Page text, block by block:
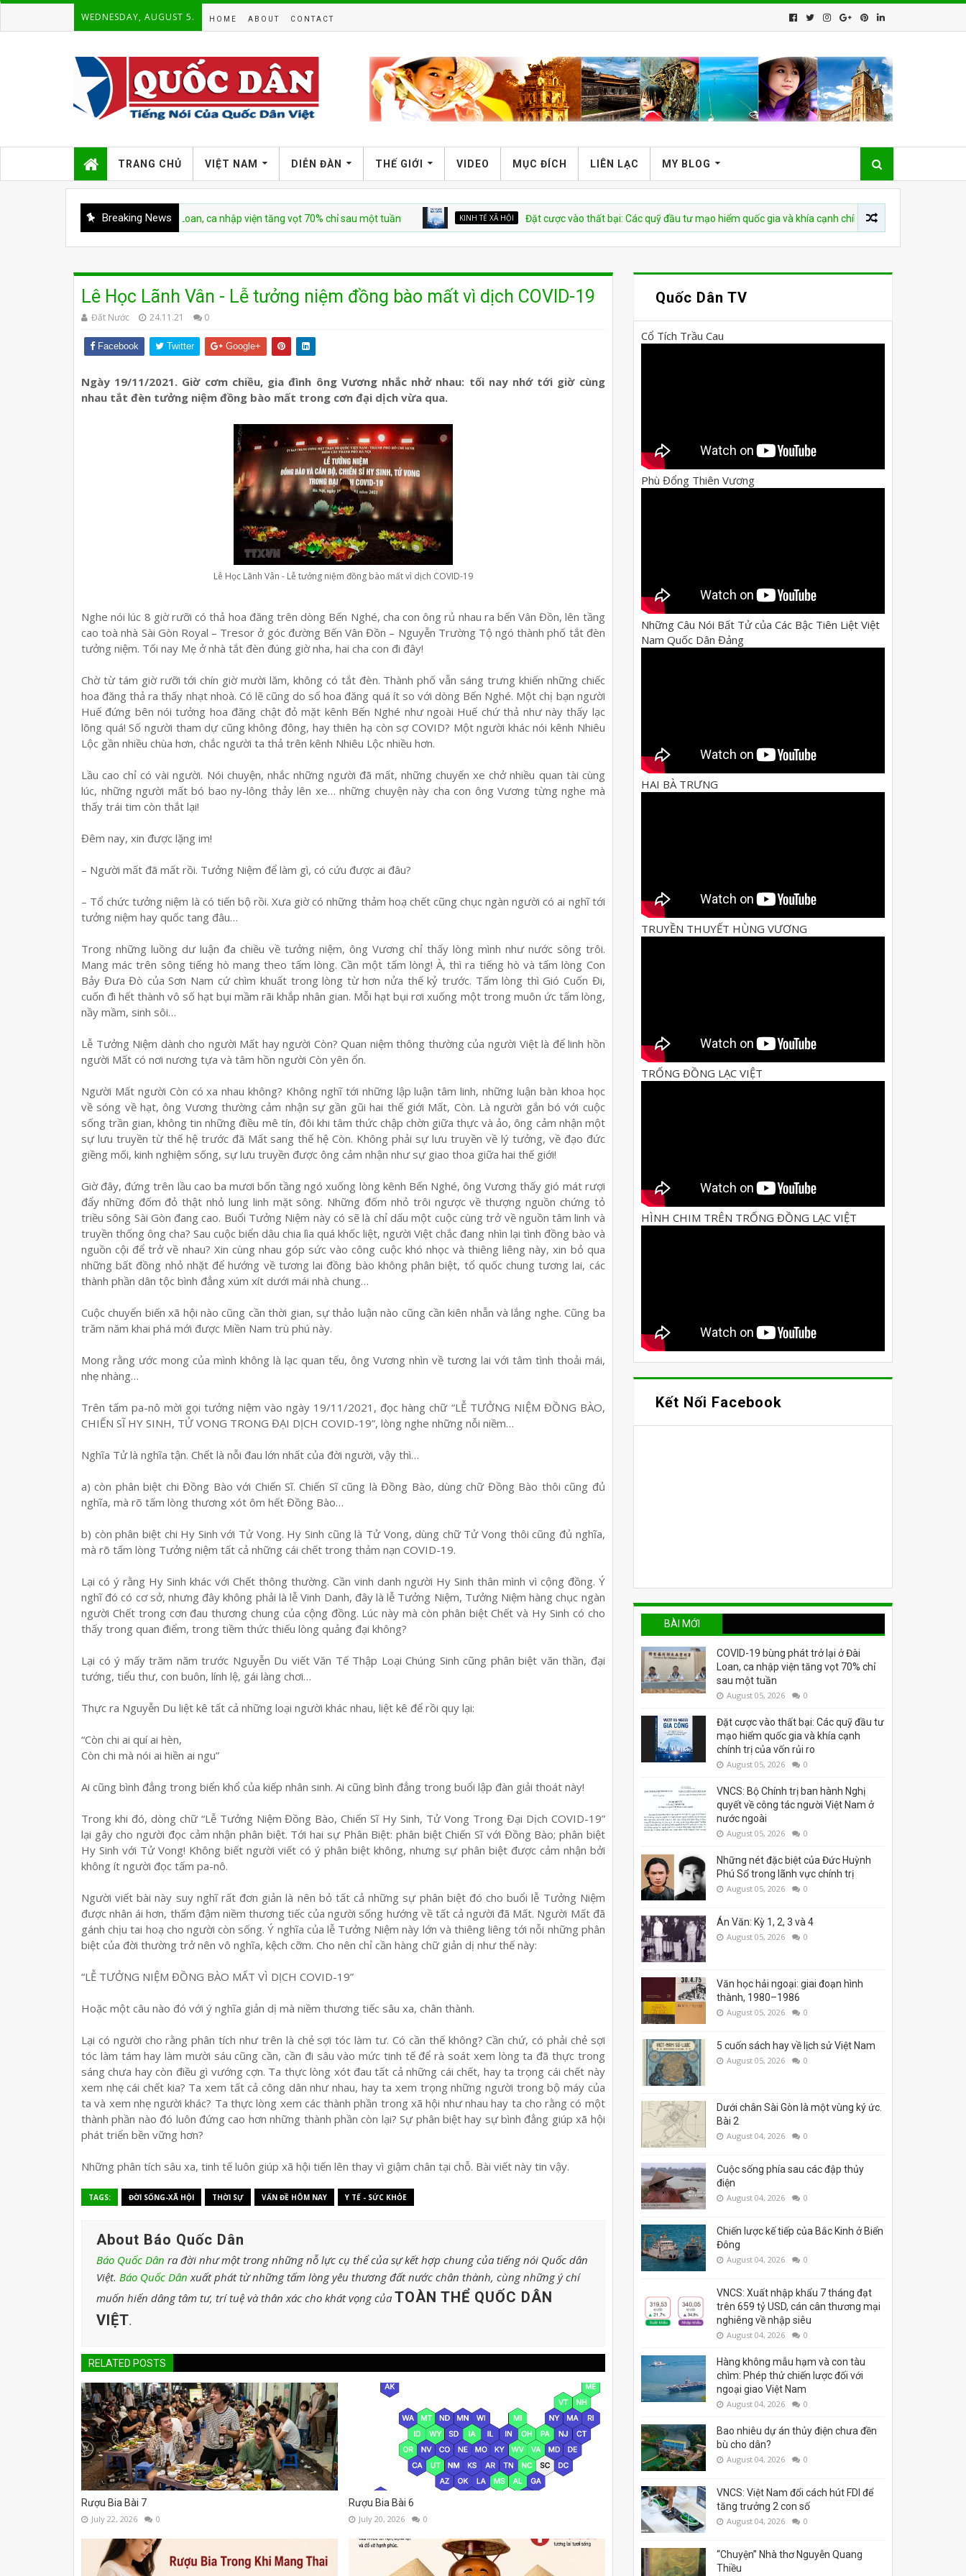
WEDNESDAY, AUGUST 5. HOME ABOUT CONTACT
TRANG CHỦ VIỆT NAM DIỄN ĐÀN THẾ GIỚI VIDEO MỤC ĐÍCH LIÊN LẠC MY BLOG
Breaking News
19 bùng phát trở lại ở Đài Loan, ca nhập viện tăng vọt 70% chỉ sau một tuần KINH TẾ XÃ HỘI Đặt cược vào thất bại: Các quỹ đầu tư mạo hiểm quốc gia và khía cạnh chính trị của vốn rủi ro
Lê Học Lãnh Vân - Lễ tưởng niệm đồng bào mất vì dịch COVID-19
Đất Nước 24.11.21 0
Facebook Twitter Google+
Ngày 19/11/2021. Giờ cơm chiều, gia đình ông Vương nhắc nhở nhau: tối nay nhớ tới giờ cùng
nhau tắt đèn tưởng niệm đồng bào mất trong cơn đại dịch vừa qua.
Lê Học Lãnh Vân - Lễ tưởng niệm đồng bào mất vì dịch COVID-19
Nghe nói lúc 8 giờ rưỡi có thả hoa đăng trên dòng Bến Nghé, cha con ông rủ nhau ra bến Vân Đồn, lên tầng
cao toà nhà Sài Gòn Royal – Tresor ở góc đường Bến Vân Đồn – Nguyễn Trường Tộ ngó thành phố tắt đèn
tưởng niệm. Tối nay Mẹ ở nhà tắt đèn đúng giờ nha, hai cha con đi đây!
Chờ từ tám giờ rưỡi tới chín giờ mười lăm, không có tắt đèn. Thành phố vẫn sáng trưng khiến những chiếc
hoa đăng thả ra thấy nhạt nhoà. Có lẽ cũng do số hoa đăng quá ít so với dòng Bến Nghé. Một chị bạn người
Huế đứng bên nói tưởng hoa đăng chật đỏ mặt kênh Bến Nghé như ngoài Huế chứ thả như này thấy lạc
lõng quá! Số người tham dự cũng không đông, hay thiên hạ còn sợ COVID? Một người khác nói kênh Nhiêu
Lộc gần nhiều chùa hơn, chắc người ta thả trên kênh Nhiêu Lộc nhiều hơn.
Lầu cao chỉ có vài người. Nói chuyện, nhắc những người đã mất, những chuyến xe chở nhiều quan tài cùng
lúc, những người mất bó bao ny-lông thảy lên xe… những chuyện này cha con ông Vương từng nghe mà
thấy trái tim còn thắt lại!
Đêm nay, xin được lặng im!
– Người mất đã mất rồi. Tưởng Niệm để làm gì, có cứu được ai đâu?
– Tổ chức tưởng niệm là có tiến bộ rồi. Xưa giờ có những thảm hoạ chết cũng chục ngàn người có ai nghĩ tới
tưởng niệm hay quốc tang đâu…
Trong những luồng dư luận đa chiều về tưởng niệm, ông Vương chỉ thấy lòng mình như nước sông trôi.
Mang mác trên sông tiếng hò mang theo tấm lòng. Cần một tấm lòng! À, thì ra tiếng hò và tấm lòng Con
Bảy Đưa Đò của Sơn Nam cứ chìm khuất trong lòng từ hơn nửa thế kỷ trước. Tấm lòng thì Gió Cuốn Đi,
cuốn đi hết thành vô số hạt bụi mầm rãi khắp nhân gian. Mỗi hạt bụi rơi xuống một trong muôn ức tấm lòng,
nầy mầm, sinh sôi…
Lễ Tưởng Niệm dành cho người Mất hay người Còn? Quan niệm thông thường của người Việt là để linh hồn
người Mất có nơi nương tựa và tâm hồn người Còn yên ổn.
Người Mất người Còn có xa nhau không? Không nghĩ tới những lập luận tâm linh, những luận bàn khoa học
về sóng về hạt, ông Vương thường cảm nhận sự gần gũi hai thế giới Mất, Còn. Là người gắn bó với cuộc
sống trần gian, không tin những điều mê tín, đôi khi tâm thức chập chờn giữa thực và ảo, ông cảm nhận một
sự lưu truyền từ thế hệ trước đã Mất sang thế hệ Còn. Không phải sự lưu truyền về lý tưởng, về đạo đức
giềng mối, kinh nghiệm sống, sự lưu truyền được ông cảm nhận như sự giao thoa giữa hai thế giới!
Giờ đây, đứng trên lầu cao ba mươi bốn tầng ngó xuống lòng kênh Bến Nghé, ông Vương thấy gió mát rượi
đẩy những đốm đỏ thật nhỏ lung linh mặt sông. Những đốm nhỏ trôi ngược về thượng nguồn chứng tỏ
triều sông Sài Gòn đang cao. Buổi Tưởng Niệm này có sẽ là chỉ dấu một cuộc cùng trở về nguồn tâm linh và
truyền thống ông cha? Sau cuộc biển dâu chia lìa quá khốc liệt, người Việt chắc đang nhìn lại tình đồng bào và
nguồn cội để trở về nhau? Xin cùng nhau góp sức vào công cuộc khó nhọc và thiêng liêng này, xin bỏ qua
những bất đồng nhỏ nhặt để hướng về tương lai đồng bào không phân biệt, tổ quốc chung tương lai, các
thành phần dân tộc bình đẳng xúm xít dưới mái nhà chung…
Cuộc chuyển biến xã hội nào cũng cần thời gian, sự thảo luận nào cũng cần kiên nhẫn và lắng nghe. Cũng ba
trăm năm khai phá mới được Miền Nam trù phú này.
Mong rằng ước mong của mình không là lạc quan tếu, ông Vương nhìn về tương lai với tâm tình thoải mái,
nhẹ nhàng…
Trên tấm pa-nô mời gọi tưởng niệm vào ngày 19/11/2021, đọc hàng chữ “LỄ TƯỞNG NIỆM ĐỒNG BÀO,
CHIẾN SĨ HY SINH, TỬ VONG TRONG ĐẠI DỊCH COVID-19”, lòng nghe những nỗi niềm…
Nghĩa Tử là nghĩa tận. Chết là nỗi đau lớn nhất của đời người, vậy thì…
a) còn phân biệt chi Đồng Bào với Chiến Sĩ. Chiến Sĩ cũng là Đồng Bào, dùng chữ Đồng Bào thôi cũng đủ
nghĩa, mà rõ tấm lòng thương xót ôm hết Đồng Bào…
b) còn phân biệt chi Hy Sinh với Tử Vong. Hy Sinh cũng là Tử Vong, dùng chữ Tử Vong thôi cũng đủ nghĩa,
mà rõ tấm lòng Tưởng niệm tất cả những cái chết trong thảm nạn COVID-19.
Lại có ý rằng Hy Sinh khác với Chết thông thường. Cần vinh danh người Hy Sinh thân mình vì cộng đồng. Ý
nghĩ đó có cơ sở, nhưng đây không phải là lễ Vinh Danh, đây là lễ Tưởng Niệm, Tưởng Niệm hàng chục ngàn
người Chết trong cơn đau thương chung của cộng đồng. Lúc này mà còn phân biệt Chết và Hy Sinh có cho
thấy trong quan điểm, trong tiềm thức thiếu lòng quảng đại không?
Lại có ý mấy trăm năm trước Nguyễn Du viết Văn Tế Thập Loại Chúng Sinh cũng phân biệt văn thần, đại
tướng, tiểu thư, con buôn, lính lệ, gái làng chơi…
Thực ra Nguyễn Du liệt kê tất cả những loại người khác nhau, liệt kê để rồi quy lại:
“Còn chi ai quí ai hèn,
Còn chi mà nói ai hiền ai ngu”
Ai cũng bình đẳng trong biển khổ của kiếp nhân sinh. Ai cũng bình đẳng trong buổi lập đàn giải thoát này!
Trong khi đó, dòng chữ “Lễ Tưởng Niệm Đồng Bào, Chiến Sĩ Hy Sinh, Tử Vong Trong Đại Dịch COVID-19”
lại gây cho người đọc cảm nhận phân biệt. Tới hai sự Phân Biệt: phân biệt Chiến Sĩ với Đồng Bào; phân biệt
Hy Sinh với Tử Vong! Không biết người viết có ý phân biệt không, nhưng sự phân biệt được cảm nhận bởi
không ít người đọc tấm pa-nô.
Người viết bài này suy nghĩ rất đơn giản là nên bỏ tất cả những sự phân biệt đó cho buổi lễ Tưởng Niệm
được nhân ái hơn, thấm đậm niềm thương tiếc của người sống hướng về tất cả người đã Mất. Người Mất đã
gánh chịu tai hoạ cho người còn sống. Ý nghĩa của lễ Tưởng Niệm này lớn và thiêng liêng tới nỗi những phân
biệt của đời thường trở nên vô nghĩa, kệch cỡm. Cho nên chỉ cần hàng chữ giản dị như thế này:
“LỄ TƯỞNG NIỆM ĐỒNG BÀO MẤT VÌ DỊCH COVID-19”
Hoặc một câu nào đó với ý nghĩa giản dị mà niềm thương tiếc sâu xa, chân thành.
Lại có người cho rằng phân tích như trên là chẻ sợi tóc làm tư. Có cần thế không? Cần chứ, có phải chẻ sợi
tóc làm tám hay làm mười sáu cũng cần, cần đi sâu vào mức tinh tế để rà soát xem lòng ta đã thực trong
sáng chưa hay còn điều gì vướng cợn. Ta thực lòng xót đau tất cả những cái chết, hay ta trọng cái chết này
xem nhẹ cái chết kia? Ta xem tất cả công dân như nhau, hay ta xem trọng những người trong bộ máy của
ta và xem nhẹ người khác? Ta thực lòng xem các thành phần trong xã hội như nhau hay ta cho rằng có một
thành phần nào đó luôn đứng cao hơn những thành phần còn lại? Sự phân biệt hay sự bình đẳng giúp xã hội
phát triển bền vững hơn?
Những phân tích sâu xa, tinh tế luôn giúp xã hội tiến lên thay vì giậm chân tại chỗ. Bài viết này tin vậy.
TAGS: ĐỜI SỐNG-XÃ HỘI THỜI SỰ VẤN ĐỀ HÔM NAY Y TẾ - SỨC KHỎE
About Báo Quốc Dân
Báo Quốc Dân ra đời như một trong những nỗ lực cụ thể của sự kết hợp chung của tiếng nói Quốc dân
Việt. Báo Quốc Dân xuất phát từ những tấm lòng yêu thương đất nước chân thành, cùng những ý chí
muốn hiến dâng tâm tư, trí tuệ và thân xác cho khát vọng của TOÀN THỂ QUỐC DÂN
VIỆT.
RELATED POSTS
Rượu Bia Bài 7
July 22, 2026 0
Rượu Bia Bài 6
July 20, 2026 0
Quốc Dân TV
Cổ Tích Trầu Cau
Phù Đổng Thiên Vương
Những Câu Nói Bất Tử của Các Bậc Tiên Liệt Việt
Nam Quốc Dân Đảng
HAI BÀ TRƯNG
TRUYỀN THUYẾT HÙNG VƯƠNG
TRỐNG ĐỒNG LẠC VIỆT
HÌNH CHIM TRÊN TRỐNG ĐỒNG LẠC VIỆT
Kết Nối Facebook
BÀI MỚI
COVID-19 bùng phát trở lại ở Đài
Loan, ca nhập viện tăng vọt 70% chỉ
sau một tuần
August 05, 2026 0
Đặt cược vào thất bại: Các quỹ đầu tư
mạo hiểm quốc gia và khía cạnh
chính trị của vốn rủi ro
August 05, 2026 0
VNCS: Bộ Chính trị ban hành Nghị
quyết về công tác người Việt Nam ở
nước ngoài
August 05, 2026 0
Những nét đặc biệt của Đức Huỳnh
Phú Sổ trong lãnh vực chính trị
August 05, 2026 0
Án Văn: Kỳ 1, 2, 3 và 4
August 05, 2026 0
Văn học hải ngoại: giai đoạn hình
thành, 1980–1986
August 05, 2026 0
5 cuốn sách hay về lịch sử Việt Nam
August 05, 2026 0
Dưới chân Sài Gòn là một vùng ký ức.
Bài 2
August 04, 2026 0
Cuộc sống phía sau các đập thủy
điện
August 04, 2026 0
Chiến lược kế tiếp của Bắc Kinh ở Biển
Đông
August 04, 2026 0
VNCS: Xuất nhập khẩu 7 tháng đạt
trên 659 tỷ USD, cán cân thương mại
nghiêng về nhập siêu
August 04, 2026 0
Hàng không mẫu hạm và con tàu
chìm: Phép thử chiến lược đối với
ngoại giao Việt Nam
August 04, 2026 0
Bao nhiêu dự án thủy điện chưa đền
bù cho dân?
August 04, 2026 0
VNCS: Việt Nam đổi cách hút FDI để
tăng trưởng 2 con số
August 04, 2026 0
“Chuyện” Nhà thơ Nguyễn Quang
Thiều